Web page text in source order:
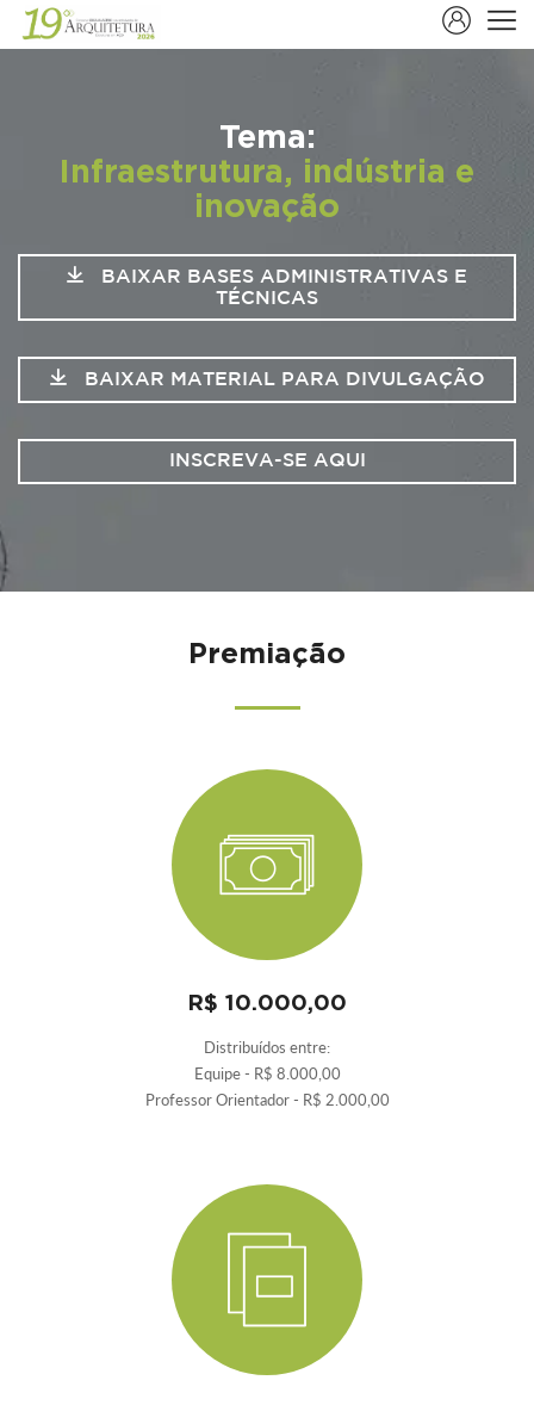
Tema:
Infraestrutura, indústria e
inovação
BAIXAR BASES ADMINISTRATIVAS E
TÉCNICAS
BAIXAR MATERIAL PARA DIVULGAÇÃO
INSCREVA-SE AQUI
Premiação
R$ 10.000,00
Distribuídos entre:
Equipe - R$ 8.000,00
Professor Orientador - R$ 2.000,00